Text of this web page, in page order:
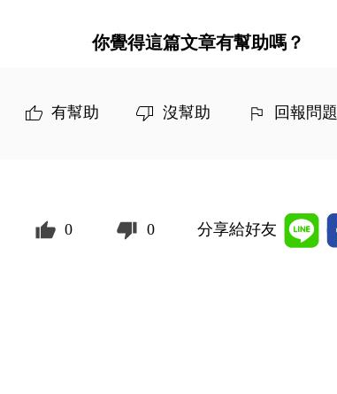
你覺得這篇文章有幫助嗎？
有幫助 沒幫助 回報問題
0 0 分享給好友